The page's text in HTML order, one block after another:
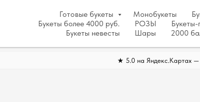
Готовые букеты Монобукеты
Букеты более 4000 руб.
РОЗЫ Букеты-
Букеты невесты
Шары 2000
★ 5.0 на Яндекс.Картах —